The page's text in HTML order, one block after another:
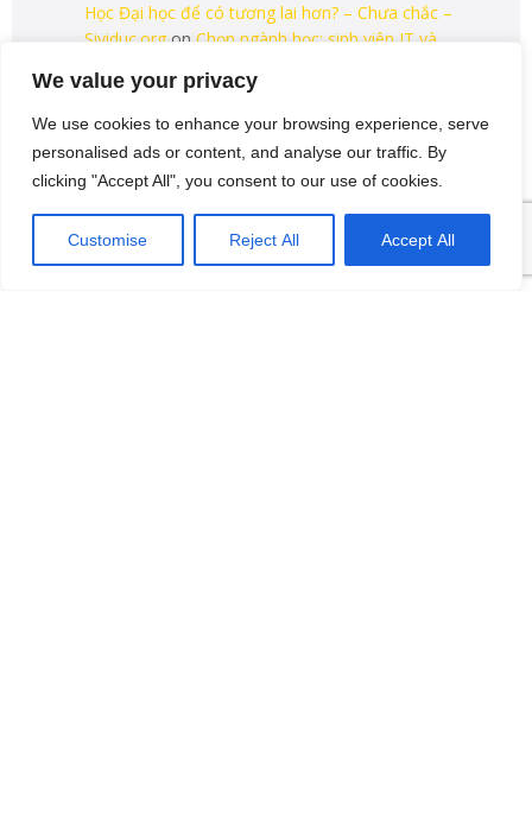
We value your privacy
We use cookies to enhance your browsing experience, serve
personalised ads or content, and analyse our traffic. By
clicking "Accept All", you consent to our use of cookies.
Customise Reject All Accept All
Học Đại học để có tương lai hơn? – Chưa chắc –
Sividuc.orgon Chọn ngành học: sinh viên IT và
12/08/2016
[…] lại thì lại thiếu các kĩ năng của một người
thợ. Theo Tagesschau.de Bonus: Chọn ngành
Categories
VI